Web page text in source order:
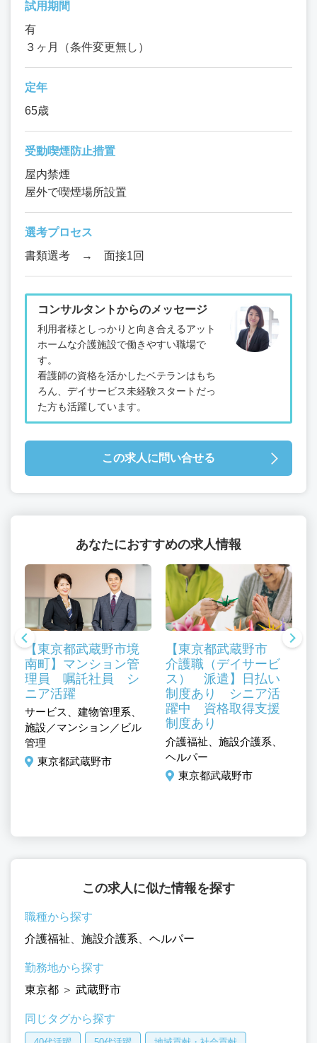
試用期間
有
３ヶ月（条件変更無し）
定年
65歳
受動喫煙防止措置
屋内禁煙
屋外で喫煙場所設置
選考プロセス
書類選考 → 面接1回
コンサルタントからのメッセージ
利用者様としっかりと向き合えるアット
ホームな介護施設で働きやすい職場で
す。
看護師の資格を活かしたベテランはもち
ろん、デイサービス未経験スタートだっ
た方も活躍しています。
この求人に問い合せる
あなたにおすすめの求人情報
【東京都武蔵野市境
南町】マンション管
理員 嘱託社員 シ
ニア活躍
サービス、建物管理系、
施設／マンション／ビル
管理
東京都武蔵野市
【東京都武蔵野市
介護職（デイサービ
ス） 派遣】日払い
制度あり シニア活
躍中 資格取得支援
制度あり
介護福祉、施設介護系、
ヘルパー
東京都武蔵野市
この求人に似た情報を探す
職種から探す
介護福祉
施設介護系 ヘルパー
勤務地から探す
東京都 ＞ 武蔵野市
同じタグから探す